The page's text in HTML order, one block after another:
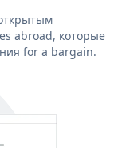
abroad, которые
for a bargain.